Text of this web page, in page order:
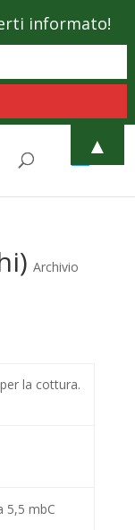
Archivio
la cottura.
5,5 mbC
informato!
▲